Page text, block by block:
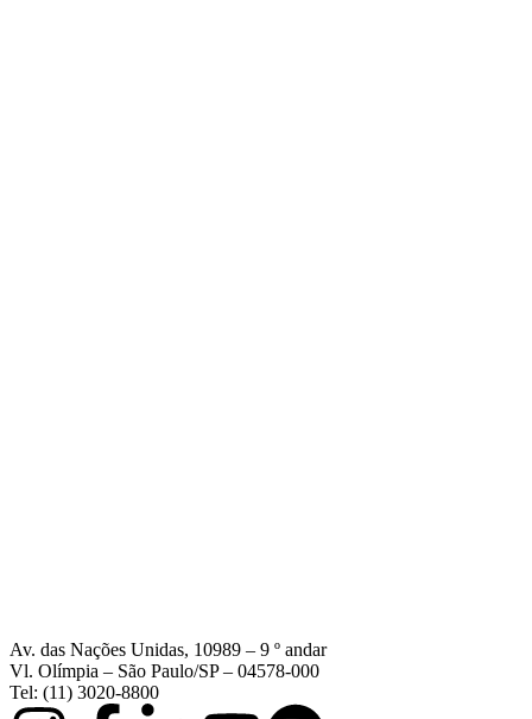
Av. das Nações Unidas, 10989 – 9 º andar
Vl. Olímpia – São Paulo/SP – 04578-000
Tel: (11) 3020-8800